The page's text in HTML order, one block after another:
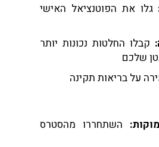
גלו את הפוטנציאל האישי
קבלו החלטות נכונות יותר
שלכם
על בריאות תקינה
השתחררו מהסטרס